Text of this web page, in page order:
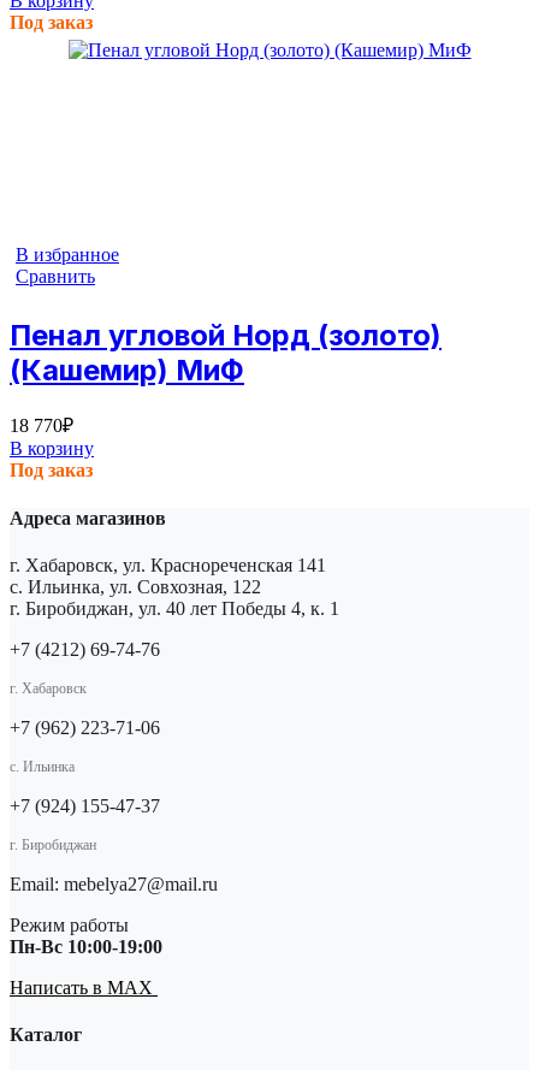
Под заказ
В избранное
Сравнить
Пенал угловой Норд (золото)
(Кашемир) МиФ
18 770₽
В корзину
Под заказ
Адреса магазинов
г. Хабаровск, ул. Краснореченская 141
с. Ильинка, ул. Совхозная, 122
г. Биробиджан, ул. 40 лет Победы 4, к. 1
+7 (4212) 69-74-76
г. Хабаровск
+7 (962) 223-71-06
с. Ильинка
+7 (924) 155-47-37
г. Биробиджан
Email: mebelya27@mail.ru
Режим работы
Пн-Вс 10:00-19:00
Написать в MAX
Каталог